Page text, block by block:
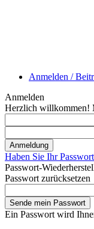
Anmelden /
Anmelden
Herzlich willkommen!
Haben Sie Ihr
Passwort-
Passwort zurücksetzen
Ein Passwort wird